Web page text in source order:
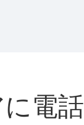
電話